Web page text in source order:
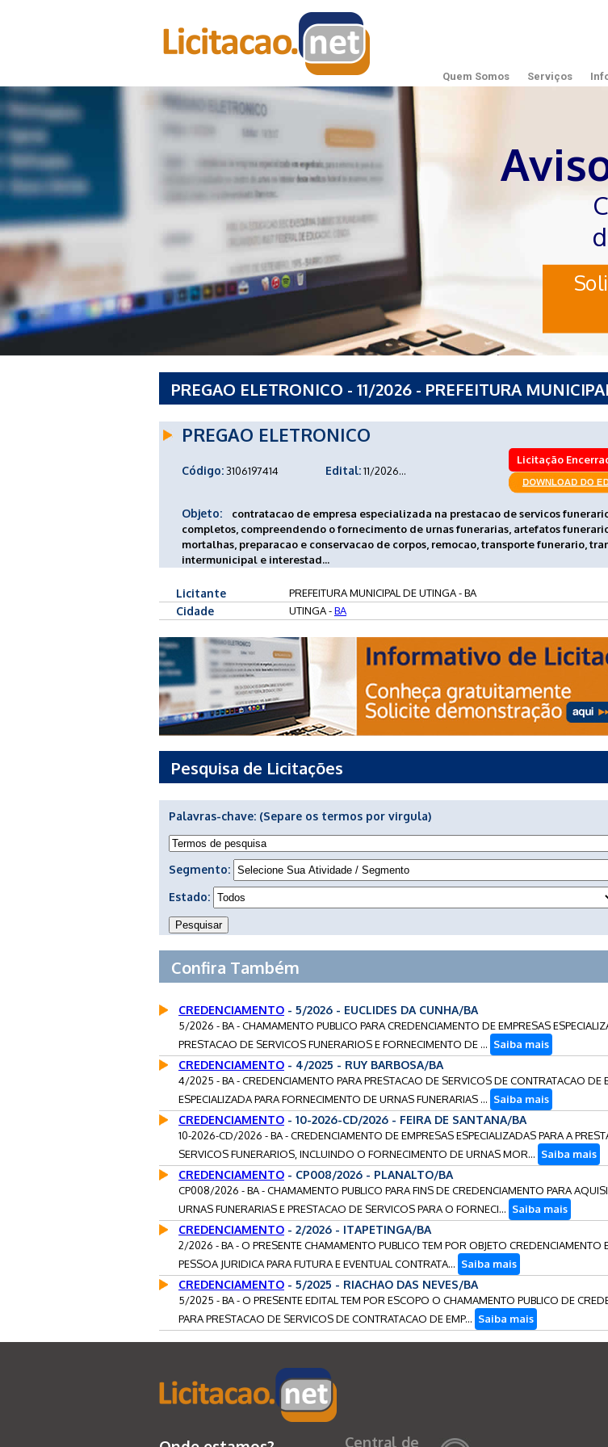
Quem Somos Serviços
PREGAO ELETRONICO - 11/2026 - PREFEITURA
PREGAO ELETRONICO
Código:3106197414 Edital:11/2026...
Licitação
Objeto:
contratacao de empresa especializada na prestacao de servicos
completos, compreendendo o fornecimento de urnas funerarias, artefatos
mortalhas, preparacao e conservacao de corpos, remocao, transporte funerario,
intermunicipal e interestad...
Licitante PREFEITURA MUNICIPAL DE UTINGA - BA
Cidade UTINGA -BA
Pesquisa de Licitações
Palavras-chave: (Separe os termos por virgula)
Segmento:
Estado:
Confira Também
CREDENCIAMENTO - 5/2026 - EUCLIDES DA CUNHA/BA
5/2026 - BA - CHAMAMENTO PUBLICO PARA CREDENCIAMENTO DE EMPRESAS
PRESTACAO DE SERVICOS FUNERARIOS E FORNECIMENTO DE ... Saiba mais
CREDENCIAMENTO - 4/2025 - RUY BARBOSA/BA
4/2025 - BA - CREDENCIAMENTO PARA PRESTACAO DE SERVICOS DE CONTRATACAO DE
ESPECIALIZADA PARA FORNECIMENTO DE URNAS FUNERARIAS ... Saiba mais
CREDENCIAMENTO - 10-2026-CD/2026 - FEIRA DE SANTANA/BA
10-2026-CD/2026 - BA - CREDENCIAMENTO DE EMPRESAS ESPECIALIZADAS PARA A
SERVICOS FUNERARIOS, INCLUINDO O FORNECIMENTO DE URNAS MOR... Saiba mais
CREDENCIAMENTO - CP008/2026 - PLANALTO/BA
CP008/2026 - BA - CHAMAMENTO PUBLICO PARA FINS DE CREDENCIAMENTO PARA
URNAS FUNERARIAS E PRESTACAO DE SERVICOS PARA O FORNECI... Saiba mais
CREDENCIAMENTO - 2/2026 - ITAPETINGA/BA
2/2026 - BA - O PRESENTE CHAMAMENTO PUBLICO TEM POR OBJETO CREDENCIAMENTO
PESSOA JURIDICA PARA FUTURA E EVENTUAL CONTRATA... Saiba mais
CREDENCIAMENTO - 5/2025 - RIACHAO DAS NEVES/BA
5/2025 - BA - O PRESENTE EDITAL TEM POR ESCOPO O CHAMAMENTO PUBLICO DE
PARA PRESTACAO DE SERVICOS DE CONTRATACAO DE EMP... Saiba mais
Central de